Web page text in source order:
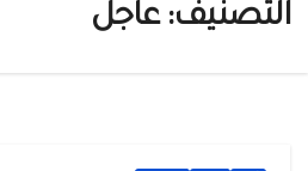
التصنيف:عاجل